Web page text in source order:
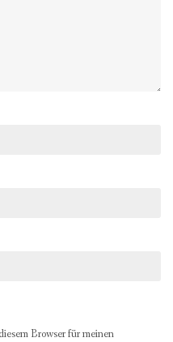
Browser für meinen